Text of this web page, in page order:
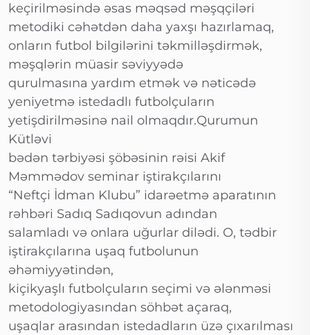
keçirilməsində əsas məqsəd məşqçiləri
metodiki cəhətdən daha yaxşı hazırlamaq,
onların futbol bilgilərini təkmilləşdirmək,
məşqlərin müasir səviyyədə
qurulmasına yardım etmək və nəticədə
yeniyetmə istedadlı futbolçuların
yetişdirilməsinə nail olmaqdır.Qurumun
Kütləvi
bədən tərbiyəsi şöbəsinin rəisi Akif
Məmmədov seminar iştirakçılarını
“Neftçi İdman Klubu” idarəetmə aparatının
rəhbəri Sadıq Sadıqovun adından
salamladı və onlara uğurlar dilədi. O, tədbir
iştirakçılarına uşaq futbolunun
əhəmiyyətindən,
kiçikyaşlı futbolçuların seçimi və ələnməsi
metodologiyasından söhbət açaraq,
uşaqlar arasından istedadların üzə çıxarılması